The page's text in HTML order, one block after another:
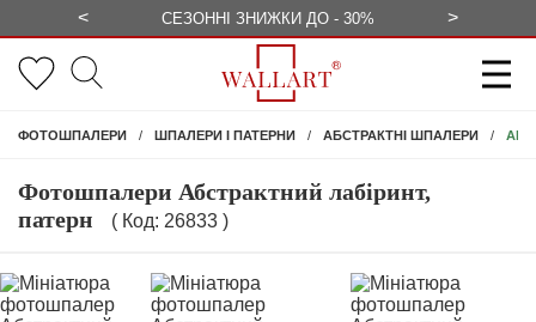
< СЕЗОННІ ЗНИЖКИ ДО - 30% >
ФОТОШПАЛЕРИ ШПАЛЕРИ І ПАТЕРНИ АБСТРАКТНІ ШПАЛЕРИ
Фотошпалери Абстрактний лабіринт,
патерн
( Код: 26833 )